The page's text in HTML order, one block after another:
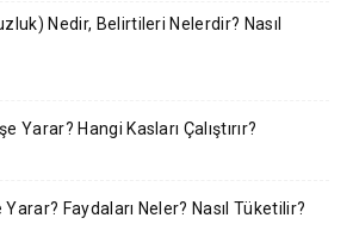
Nedir, Belirtileri Nelerdir? Nasıl
Yarar? Hangi Kasları Çalıştırır?
Yarar? Faydaları Neler? Nasıl Tüketilir?